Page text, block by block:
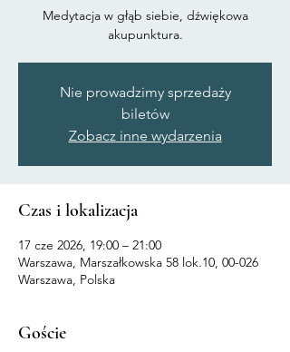
Medytacja w głąb siebie, dźwiękowa
akupunktura.
Nie prowadzimy sprzedaży
biletów
Zobacz inne wydarzenia
Czas i lokalizacja
17 cze 2026, 19:00 – 21:00
Warszawa, Marszałkowska 58 lok.10, 00-026
Warszawa, Polska
Goście